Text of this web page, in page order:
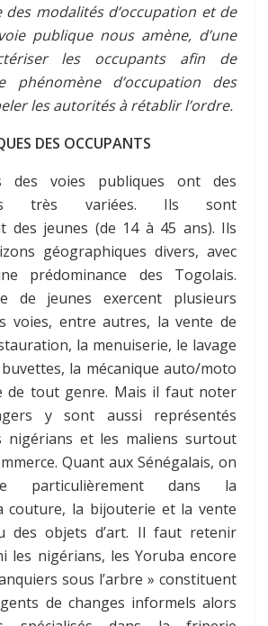
des modalités d’occupation et de
publique nous amène, d’une
les occupants afin de
phénomène d’occupation des
les autorités à rétablir l’ordre.
DES OCCUPANTS
des voies publiques ont des
très variées. Ils sont
des jeunes (de 14 à 45 ans). Ils
géographiques divers, avec
prédominance des Togolais.
de jeunes exercent plusieurs
voies, entre autres, la vente de
la menuiserie, le lavage
la mécanique auto/moto
de tout genre. Mais il faut noter
y sont aussi représentés
nigérians et les maliens surtout
Quant aux Sénégalais, on
particulièrement dans la
couture, la bijouterie et la vente
des objets d’art. Il faut retenir
les nigérians, les Yoruba encore
sous l’arbre » constituent
de changes informels alors